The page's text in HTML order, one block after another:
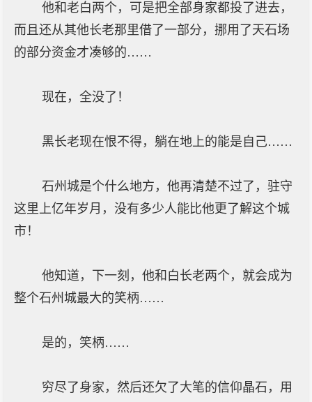
他和老白两个，可是把全部身家都投了进去，
而且还从其他长老那里借了一部分，挪用了天石场
的部分资金才凑够的……
现在，全没了！
黑长老现在恨不得，躺在地上的能是自己……
石州城是个什么地方，他再清楚不过了，驻守
这里上亿年岁月，没有多少人能比他更了解这个城
市！
他知道，下一刻，他和白长老两个，就会成为
整个石州城最大的笑柄……
是的，笑柄……
穷尽了身家，然后还欠了大笔的信仰晶石，用